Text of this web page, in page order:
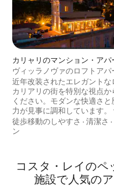
カリャリのマンション・アパ
ヴィッラノヴァのロフトアパ
近年改装されたエレガントな
カリアリの街を特別な視点か
ください。モダンな快適さ
力が見事に調和しています。 サン・レミ
ー要塞から徒歩圏内に、郷土
トランや高級ブティックが立
る100平方メートルの広いテ
ックスしたひとときや屋外
最適です。 明るく、スタイリッシュなリ
ビングルームには、スライド
徒歩移動のしやすさ · 清潔さ ·
ン
コスタ・レイのペ
施設で人気の